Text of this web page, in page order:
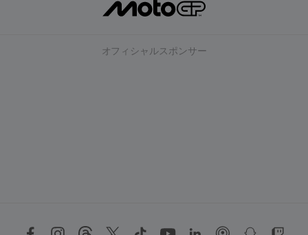
オフィシャルスポンサー